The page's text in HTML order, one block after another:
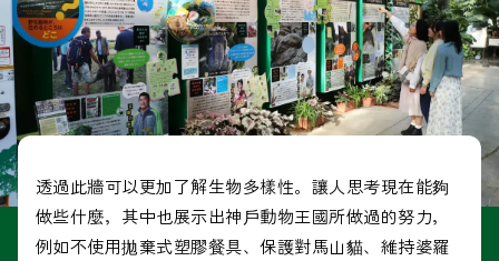
透過此牆可以更加了解生物多樣性。讓人思考現在能夠
做些什麼，其中也展示出神戶動物王國所做過的努力，
例如不使用拋棄式塑膠餐具、保護對馬山貓、維持婆羅